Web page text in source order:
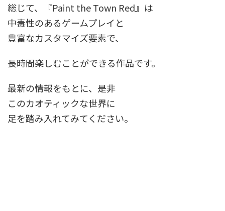
総じて、『Paint the Town Red』は
中毒性のあるゲームプレイと
豊富なカスタマイズ要素で、
長時間楽しむことができる作品です。
最新の情報をもとに、是非
このカオティックな世界に
足を踏み入れてみてください。